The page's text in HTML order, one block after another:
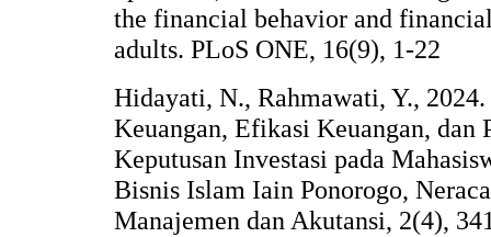
the financial behavior and
adults. PLoS ONE, 16(9), 1-22
Hidayati, N., Rahmawati, Y.,
Keuangan, Efikasi Keuangan, dan
Keputusan Investasi pada
Bisnis Islam Iain Ponorogo,
Manajemen dan Akutansi, 2(4),